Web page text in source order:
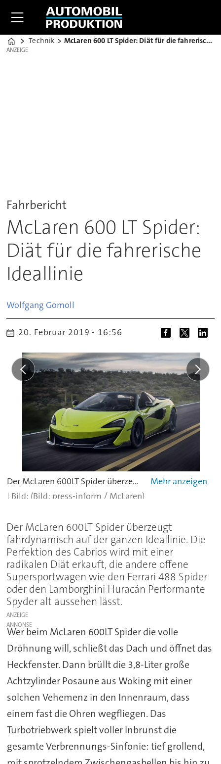
Home
Technik McLaren 600 LT Spider: Diät für die fahrerische Ideallinie
ANZEIGE
ANZEIGE
Fahrbericht
McLaren 600 LT Spider:
Diät für die fahrerische
Ideallinie
Wolfgang Gomoll
20. Februar 2019 - 16:56
Der McLaren 600LT Spider überzeugt durch seine Fahrdynamik.
(Bild: press-inform / McLaren)
Der McLaren 600LT Spider überzeugt
fahrdynamisch auf der ganzen Ideallinie. Die
Perfektion des Cabrios wird mit einer
radikalen Diät erkauft, die andere offene
Supersportwagen wie den Ferrari 488 Spider
oder den Lamborghini Huracán Performante
Spyder alt aussehen lässt.
ANZEIGE
Wer beim McLaren 600LT Spider die volle
Dröhnung will, schließt das Dach und öffnet das
Heckfenster. Dann brüllt die 3,8-Liter große
Achtzylinder Posaune aus Woking mit einer
solchen Vehemenz in den Innenraum, dass
einem fast die Ohren wegfliegen. Das
Turbotriebwerk spielt voller Inbrunst die
gesamte Verbrennungs-Sinfonie: tief grollend,